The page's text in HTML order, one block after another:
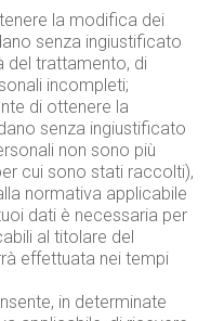
la modifica dei
senza ingiustificato
del trattamento, di
incompleti;
di ottenere la
senza ingiustificato
non sono più
cui sono stati raccolti),
normativa applicabile
dati è necessaria per
al titolare del
effettuata nei tempi
in determinate